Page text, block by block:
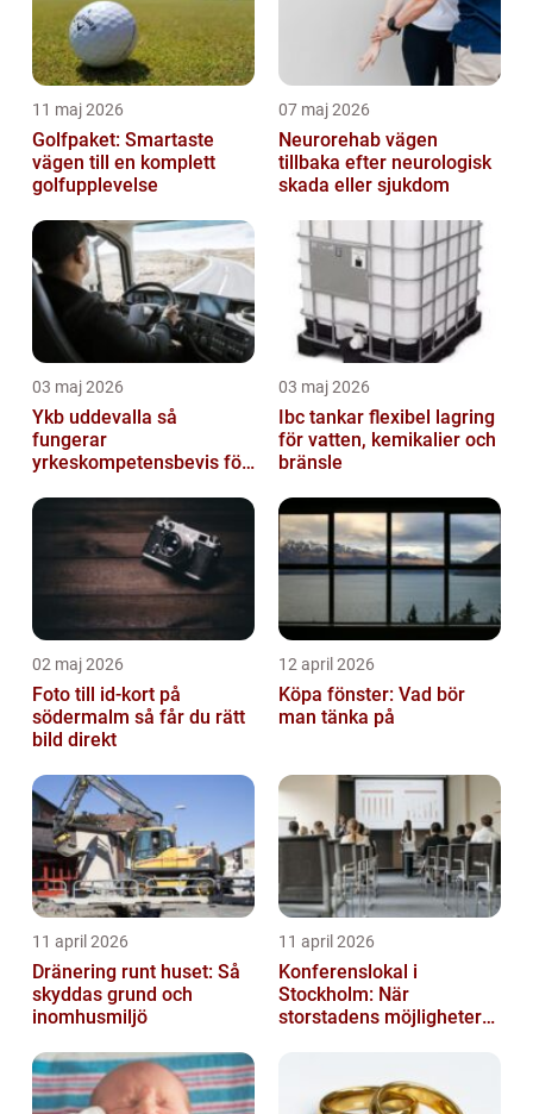
11 maj 2026
Golfpaket: Smartaste
vägen till en komplett
golfupplevelse
07 maj 2026
Neurorehab vägen
tillbaka efter neurologisk
skada eller sjukdom
03 maj 2026
Ykb uddevalla så
fungerar
yrkeskompetensbevis för
03 maj 2026
Ibc tankar flexibel lagring
för vatten, kemikalier och
bränsle
02 maj 2026
Foto till id-kort på
södermalm så får du rätt
bild direkt
12 april 2026
Köpa fönster: Vad bör
man tänka på
11 april 2026
Dränering runt huset: Så
skyddas grund och
inomhusmiljö
11 april 2026
Konferenslokal i
Stockholm: När
storstadens möjligheter